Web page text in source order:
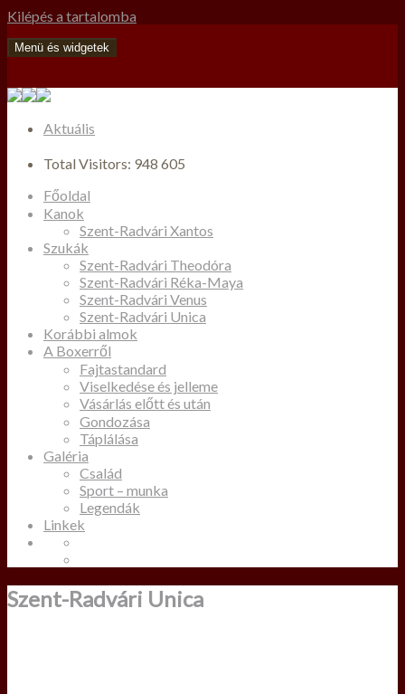
Kilépés a tartalomba
Menü és widgetek
Aktuális
Total Visitors: 948 605
Főoldal
Kanok
Szent-Radvári Xantos
Szukák
Szent-Radvári Theodóra
Szent-Radvári Réka-Maya
Szent-Radvári Venus
Szent-Radvári Unica
Korábbi almok
A Boxerről
Fajtastandard
Viselkedése és jelleme
Vásárlás előtt és után
Gondozása
Táplálása
Galéria
Család
Sport – munka
Legendák
Linkek
Szent-Radvári Unica